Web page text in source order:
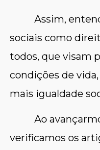
Assim,
sociais como
todos, que visam
condições de
mais igualdade
Ao
verificamos os